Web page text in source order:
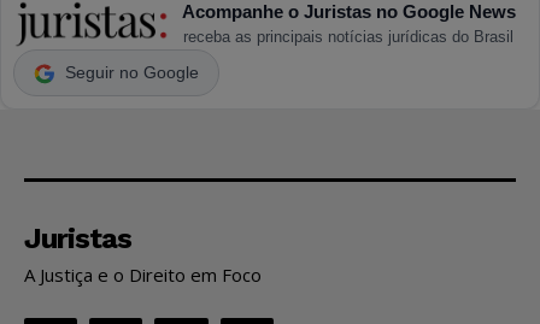
Acompanhe o Juristas no Google News
receba as principais notícias jurídicas do Brasil
Seguir no Google
Juristas
A Justiça e o Direito em Foco